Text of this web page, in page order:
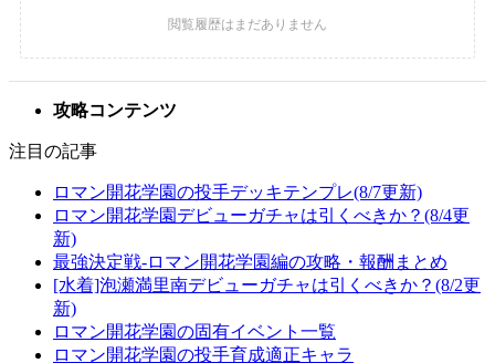
攻略コンテンツ
注目の記事
ロマン開花学園の投手デッキテンプレ(8/7更新)
ロマン開花学園デビューガチャは引くべきか？(8/4更
新)
最強決定戦-ロマン開花学園編の攻略・報酬まとめ
[水着]泡瀬満里南デビューガチャは引くべきか？(8/2更
新)
ロマン開花学園の固有イベント一覧
ロマン開花学園の投手育成適正キャラ